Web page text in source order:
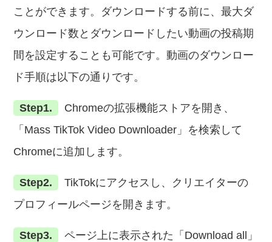
ことができます。ダウンロードする前に、最大ダ
ウンロード数とダウンロードしたい動画の投稿期
間を設定することも可能です。動画のダウンロー
ド手順は以下の通りです。
Step1.
Chromeの拡張機能ストアを開き、
「Mass TikTok Video Downloader」を検索して
Chromeに追加します。
Step2.
TikTokにアクセスし、クリエイターの
プロフィールページを開きます。
Step3.
ページ上に表示された「Download all」